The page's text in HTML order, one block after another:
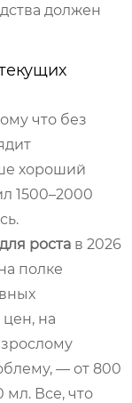
должен
что без
хороший
1500–2000
роста в 2026
полке
на
— от 800
мл. Все, что